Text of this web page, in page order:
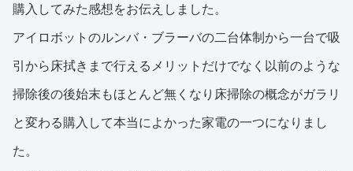
購入してみた感想をお伝えしました。
アイロボットのルンバ・ブラーバの二台体制から一台で吸
引から床拭きまで行えるメリットだけでなく以前のような
掃除後の後始末もほとんど無くなり床掃除の概念がガラリ
と変わる購入して本当によかった家電の一つになりまし
た。